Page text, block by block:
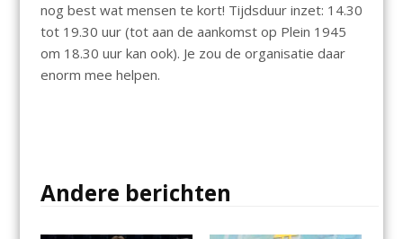
nog best wat mensen te kort! Tijdsduur inzet: 14.30
tot 19.30 uur (tot aan de aankomst op Plein 1945
om 18.30 uur kan ook). Je zou de organisatie daar
enorm mee helpen.
Andere berichten